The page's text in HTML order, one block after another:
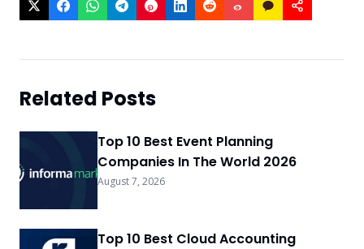
Related Posts
Top 10 Best Event Planning
Companies In The World 2026
August 7, 2026
Top 10 Best Cloud Accounting